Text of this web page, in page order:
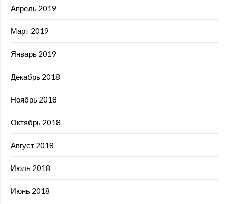
Апрель 2019
Март 2019
Январь 2019
Декабрь 2018
Ноябрь 2018
Октябрь 2018
Август 2018
Июль 2018
Июнь 2018